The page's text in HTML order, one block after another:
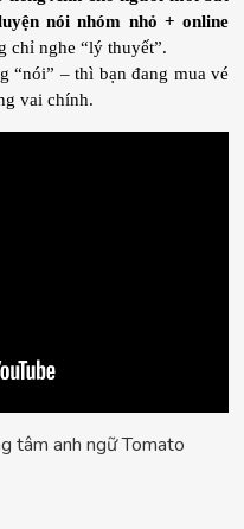
nói nhóm nhỏ + online
chỉ nghe “lý thuyết”.
vai chính.
tâm anh ngữ Tomato